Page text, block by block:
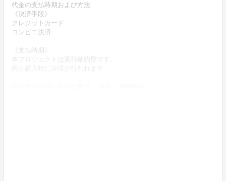
代金の支払時期および方法
《決済手段》
クレジットカード
コンビニ決済
《支払時期》
本プロジェクトは実行確約型です。